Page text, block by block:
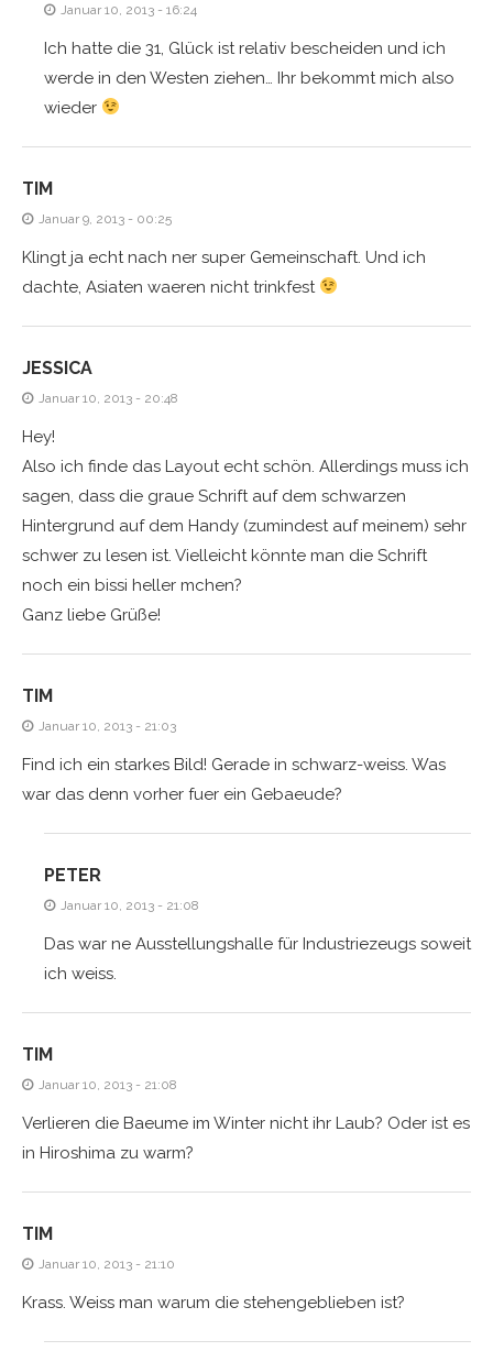
Januar 10, 2013 - 16:24
Ich hatte die 31, Glück ist relativ bescheiden und ich
werde in den Westen ziehen… Ihr bekommt mich also
wieder
TIM
Januar 9, 2013 - 00:25
Klingt ja echt nach ner super Gemeinschaft. Und ich
dachte, Asiaten waeren nicht trinkfest
JESSICA
Januar 10, 2013 - 20:48
Hey!
Also ich finde das Layout echt schön. Allerdings muss ich
sagen, dass die graue Schrift auf dem schwarzen
Hintergrund auf dem Handy (zumindest auf meinem) sehr
schwer zu lesen ist. Vielleicht könnte man die Schrift
noch ein bissi heller mchen?
Ganz liebe Grüße!
TIM
Januar 10, 2013 - 21:03
Find ich ein starkes Bild! Gerade in schwarz-weiss. Was
war das denn vorher fuer ein Gebaeude?
PETER
Januar 10, 2013 - 21:08
Das war ne Ausstellungshalle für Industriezeugs soweit
ich weiss.
TIM
Januar 10, 2013 - 21:08
Verlieren die Baeume im Winter nicht ihr Laub? Oder ist es
in Hiroshima zu warm?
TIM
Januar 10, 2013 - 21:10
Krass. Weiss man warum die stehengeblieben ist?